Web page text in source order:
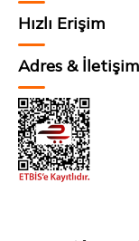
Hızlı Erişim
Adres & İletişim